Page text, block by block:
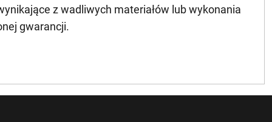
z wadliwych materiałów lub wykonania
gwarancji.